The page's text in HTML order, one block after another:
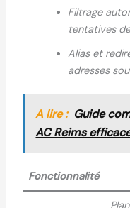
Filtrage
tentatives
Alias et
adresses
A lire : Guide
AC Reims
Fonctionnalité